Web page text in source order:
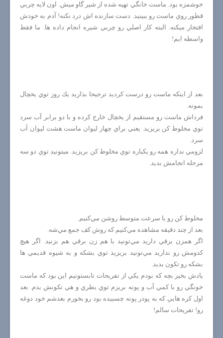
خوشمزه بود. ماست خانگي تهيه شده از شير گاو ميش. اون لايه چربي
قطور روي ماست رو ببينيد. دست سازنده اش درد نكنه! آدم به خودش
افتخار ميكنه. البته كار اصلي رو چربي شيره انجام داده ها. ما فقط
واسطه ايم!
بعد از اينكه ماست رو درست كرديد ترجيحا بذاريد يك روز توي يخچال
بمونه.
فرداش ماست رو مستقيم از يخچال خارج كرده و با دو برابر آب سرد
توي مخلوط كن بريزيد. يعني براي چهار ليوان ماست هشت ليوان آب
سرد.
لزومي نداره همه رو يكباره توي مخلوط كن بريزيد. ميتونيد توي دو سه
مرحله انجامش بديد.
مخلوط كن رو با سرعت متوسط روشن مي‌كنيم.
بعد از چند دقيقه مشاهده مي‌كنيم كه روش كف جمع مي‌شه.
اگر همزن برقي داريد مي‌تونيد با هم زن برقي هم بزنيد. اگر هيچ
كدومش رو نداريد مي‌تونيد بريزيد توي بشكه و به شيوه قديمي ها
بشكه رو تكون بديد.
يادش بخير بچه كه بودم يكي از تفريحات تابستونيم اين بود كه ماست
خونگي رو با كمي آب و پونه بريزم توي بطري و هي تكونش بدم. بعد
اول كره هايي كه به پودر پونه چسبيده بود رو بخورم بعدشم خود دوغه
رو! تفريحات سالم!